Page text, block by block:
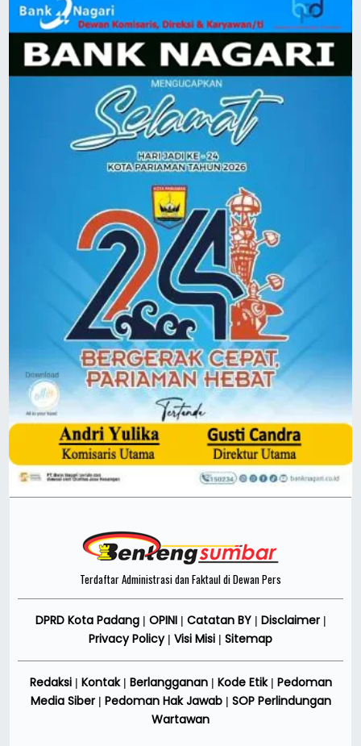
Terdaftar Administrasi dan Faktaul di Dewan Pers
DPRD Kota Padang| OPINI Catatan BY| Disclaimer|
Privacy Policy| Visi Misi Sitemap
Redaksi| Kontak| Berlangganan| Kode Etik| Pedoman
Media Siber| Pedoman Hak Jawab| SOP Perlindungan
Wartawan